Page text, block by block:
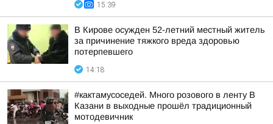
15:39
В Кирове осужден 52-летний местный житель
за причинение тяжкого вреда здоровью
потерпевшего
14:18
#кактамусоседей. Много розового в ленту В
Казани в выходные прошёл традиционный
мотодевичник